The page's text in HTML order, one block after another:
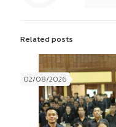
Related posts
02/08/2026